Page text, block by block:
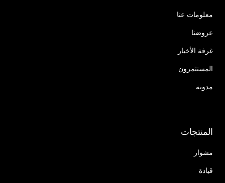
معلومات عنا
عروضنا
غرفة الأخبار
المستثمرون
مدونة
المنتجات
مشوار
قيادة